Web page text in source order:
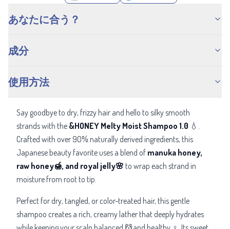
あなたに合う？
成分
使用方法
Say goodbye to dry, frizzy hair and hello to silky smooth
strands with the &HONEY Melty Moist Shampoo 1.0 💧.
Crafted with over 90% naturally derived ingredients, this
Japanese beauty favorite uses a blend of manuka honey,
raw honey🍯, and royal jelly🌸 to wrap each strand in
moisture from root to tip.
Perfect for dry, tangled, or color-treated hair, this gentle
shampoo creates a rich, creamy lather that deeply hydrates